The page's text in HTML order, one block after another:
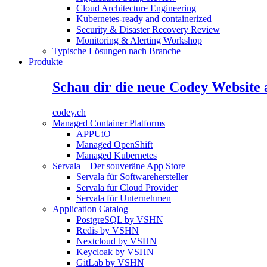
Cloud Architecture Engineering
Kubernetes-ready and containerized
Security & Disaster Recovery Review
Monitoring & Alerting Workshop
Typische Lösungen nach Branche
Produkte
Schau dir die neue Codey Website
codey.ch
Managed Container Platforms
APPUiO
Managed OpenShift
Managed Kubernetes
Servala – Der souveräne App Store
Servala für Softwarehersteller
Servala für Cloud Provider
Servala für Unternehmen
Application Catalog
PostgreSQL by VSHN
Redis by VSHN
Nextcloud by VSHN
Keycloak by VSHN
GitLab by VSHN